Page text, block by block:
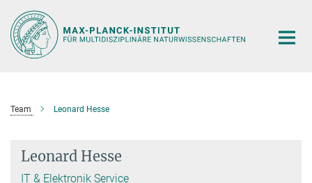
Hauptinhalt
Team Leonard Hesse
Leonard Hesse
IT & Elektronik Service